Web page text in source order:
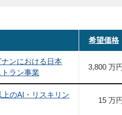
希望価格
ンにおける日本
ラン事業
3,800 万
のAI・リスキリン
15 万